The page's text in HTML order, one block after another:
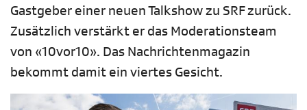
Gastgeber einer neuen Talkshow zu SRF zurück.
Zusätzlich verstärkt er das Moderationsteam
von «10vor10». Das Nachrichtenmagazin
bekommt damit ein viertes Gesicht.